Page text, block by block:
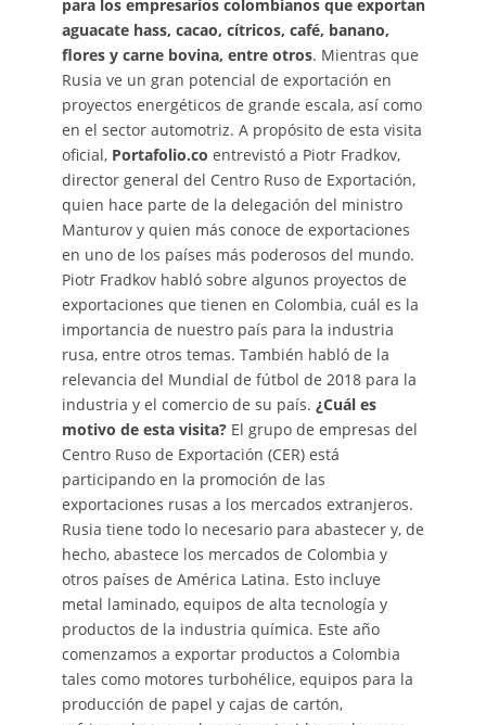
para los empresarios colombianos que exportan
aguacate hass, cacao, cítricos, café, banano,
flores y carne bovina, entre otros. Mientras que
Rusia ve un gran potencial de exportación en
proyectos energéticos de grande escala, así como
en el sector automotriz. A propósito de esta visita
oficial, Portafolio.co entrevistó a Piotr Fradkov,
director general del Centro Ruso de Exportación,
quien hace parte de la delegación del ministro
Manturov y quien más conoce de exportaciones
en uno de los países más poderosos del mundo.
Piotr Fradkov habló sobre algunos proyectos de
exportaciones que tienen en Colombia, cuál es la
importancia de nuestro país para la industria
rusa, entre otros temas. También habló de la
relevancia del Mundial de fútbol de 2018 para la
industria y el comercio de su país. ¿Cuál es
motivo de esta visita? El grupo de empresas del
Centro Ruso de Exportación (CER) está
participando en la promoción de las
exportaciones rusas a los mercados extranjeros.
Rusia tiene todo lo necesario para abastecer y, de
hecho, abastece los mercados de Colombia y
otros países de América Latina. Esto incluye
metal laminado, equipos de alta tecnología y
productos de la industria química. Este año
comenzamos a exportar productos a Colombia
tales como motores turbohélice, equipos para la
producción de papel y cajas de cartón,